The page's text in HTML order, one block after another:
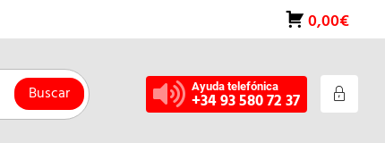
0,00€
Buscar Ayuda telefónica
+34 93 580 72 37